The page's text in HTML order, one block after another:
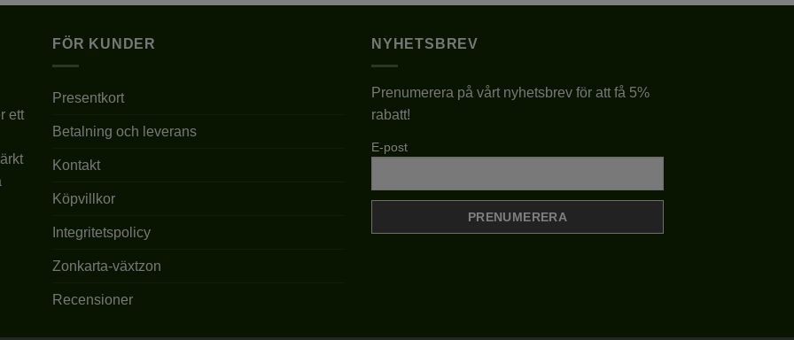
flera
olika
kan
väljas
produktsidan
olika
väljas
produktsidan
ett
FÖR KUNDER
Presentkort
Betalning och leverans
Kontakt
Köpvillkor
Integritetspolicy
Zonkarta-växtzon
Recensioner
NYHETSBREV
Prenumerera på vårt nyhetsbrev för att få 5%
rabatt!
E-post